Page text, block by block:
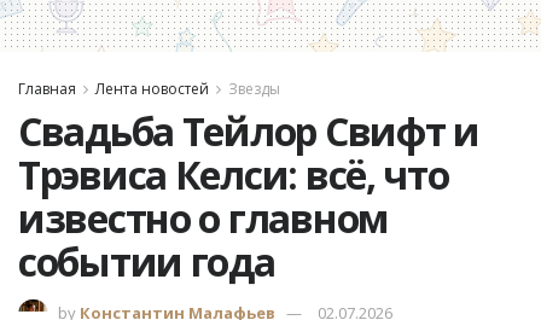
Главная Лента новостей Звезды
Свадьба Тейлор Свифт и
Трэвиса Келси: всё, что
известно о главном
событии года
by Константин Малафьев 02.07.2026